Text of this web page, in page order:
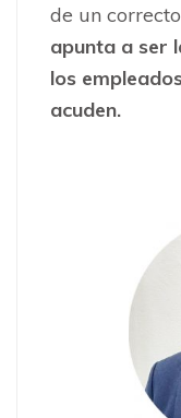
de un
apunta a ser
los
acuden.